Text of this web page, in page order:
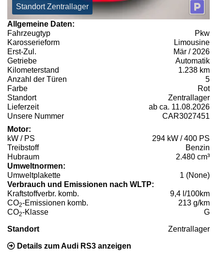
Standort Zentrallager
Allgemeine Daten:
Fahrzeugtyp
Pkw
Karosserieform
Limousine
Erst-Zul.
Mär / 2026
Getriebe
Automatik
Kilometerstand
1.238 km
Anzahl der Türen
5
Farbe
Rot
Standort
Zentrallager
Lieferzeit
ab ca. 11.08.2026
Unsere Nummer
CAR3027451
Motor:
kW / PS
294 kW / 400 PS
Treibstoff
Benzin
Hubraum
2.480 cm³
Umweltnormen:
Umweltplakette
1 (None)
Verbrauch und Emissionen nach WLTP:
Kraftstoffverbr. komb.
9,4 l/100km
CO2-Emissionen komb.
213 g/km
CO2-Klasse G
Standort Zentrallager
Details zum Audi RS3 anzeigen